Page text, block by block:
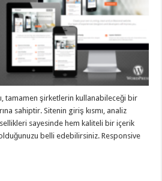
tamamen şirketlerin kullanabileceği bir
sahiptir. Sitenin giriş kısmı, analiz
sayesinde hem kaliteli bir içerik
belli edebilirsiniz. Responsive